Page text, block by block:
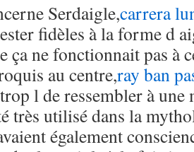
Serdaigle,carrera
fidèles à la forme d
ça ne fonctionnait pas à
au centre,ray ban
l de ressembler à une
très utilisé dans la
également